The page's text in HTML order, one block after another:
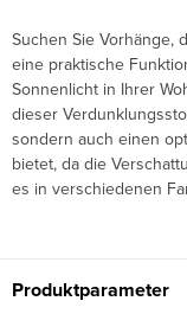
Suchen Sie Vorhänge,
eine praktische
Sonnenlicht in Ihrer
dieser
sondern auch einen
bietet, da die
es in verschiedenen
Produktparameter